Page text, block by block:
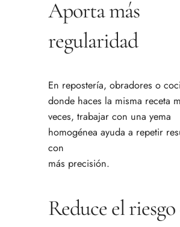
Aporta más
regularidad
En repostería, obradores o
donde haces la misma receta
veces, trabajar con una yema
homogénea ayuda a repetir
con
más precisión.
Reduce el